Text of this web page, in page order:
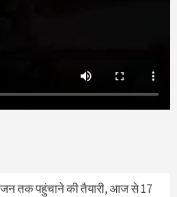
जन तक पहुंचाने की तैयारी, आज से 17